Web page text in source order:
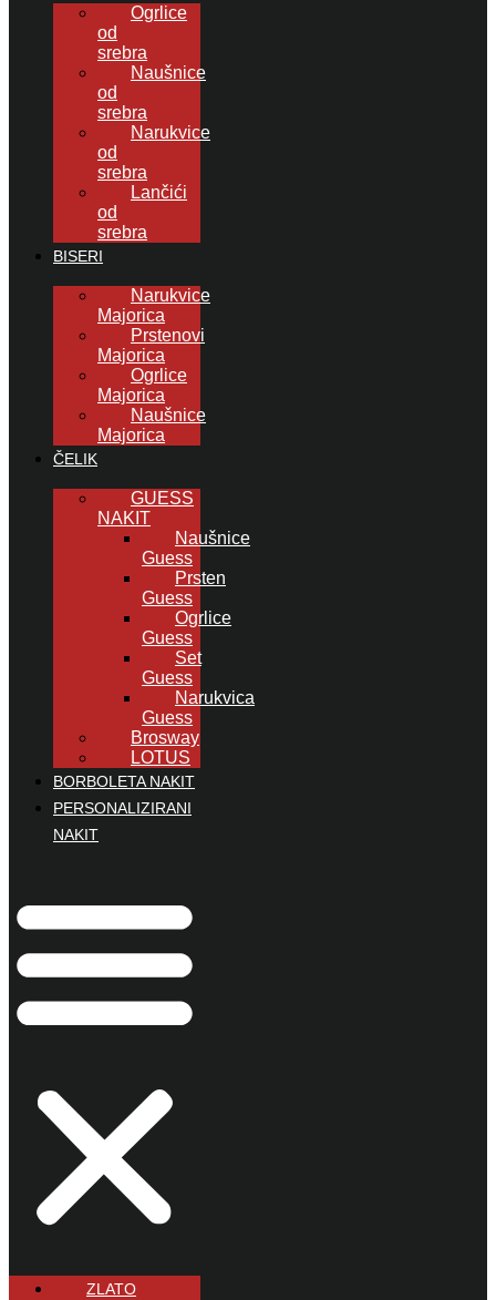
Ogrlice
od
srebra
Naušnice
od
srebra
Narukvice
od
srebra
Lančići
od
srebra
BISERI
Narukvice
Majorica
Prstenovi
Majorica
Ogrlice
Majorica
Naušnice
Majorica
ČELIK
GUESS
NAKIT
Naušnice
Guess
Prsten
Guess
Ogrlice
Guess
Set
Guess
Narukvica
Guess
Brosway
LOTUS
BORBOLETA NAKIT
PERSONALIZIRANI
NAKIT
ZLATO